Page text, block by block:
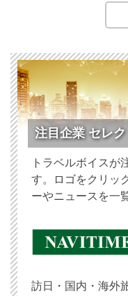
注目企業 セレク
トラベルボイスが
す。ロゴをクリッ
ーやニュースを一
訪日・国内・海外